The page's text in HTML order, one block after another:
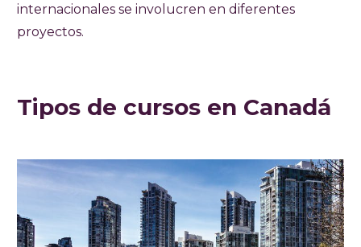
internacionales se involucren en diferentes
proyectos.
Tipos de cursos en Canadá